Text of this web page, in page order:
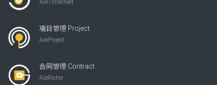
AceTimesheet
项目管理 Project
AceProject
合同管理 Contract
AceRicher